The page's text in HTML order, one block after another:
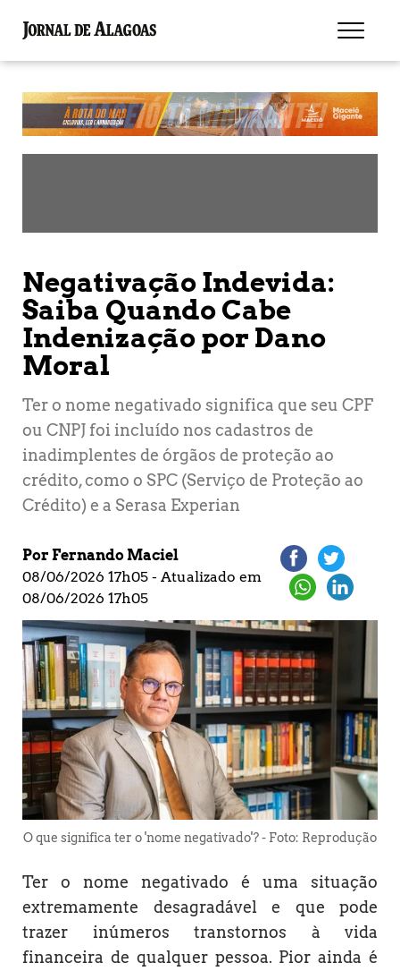
Negativação Indevida:
Saiba Quando Cabe
Indenização por Dano
Moral
Ter o nome negativado significa que seu CPF
ou CNPJ foi incluído nos cadastros de
inadimplentes de órgãos de proteção ao
crédito, como o SPC (Serviço de Proteção ao
Crédito) e a Serasa Experian
Por Fernando Maciel
08/06/2026 17h05 - Atualizado em
08/06/2026 17h05
O que significa ter o 'nome negativado'? - Foto: Reprodução
Ter o nome negativado é uma situação
extremamente desagradável e que pode
trazer inúmeros transtornos à vida
financeira de qualquer pessoa. Pior ainda é